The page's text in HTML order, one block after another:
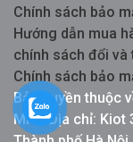
Chính sách bảo
Hướng dẫn mua
chính sách đổi và
Chính sách bảo
Bản quyền thuộc
MPG Địa chỉ: Kiot